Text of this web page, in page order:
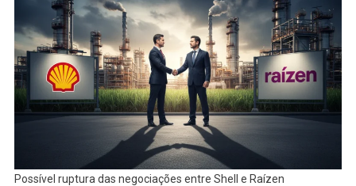
Possível ruptura das negociações entre Shell e Raízen